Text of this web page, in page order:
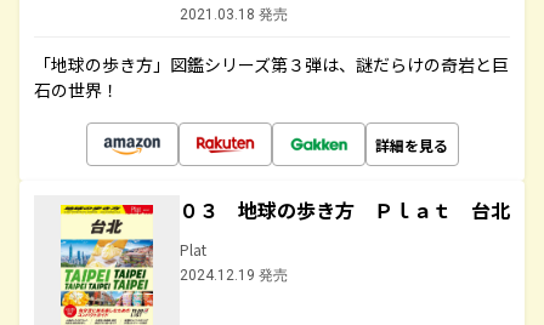
2021.03.18 発売
「地球の歩き方」図鑑シリーズ第３弾は、謎だらけの奇岩と巨
石の世界！
詳細を見る
０３ 地球の歩き方 Ｐｌａｔ 台北
Plat
2024.12.19 発売